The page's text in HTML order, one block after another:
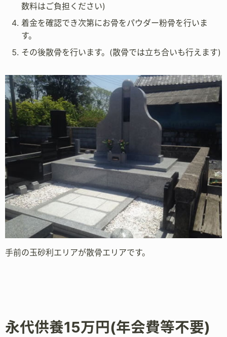
数料はご負担ください)
着金を確認でき次第にお骨をパウダー粉骨を行いま
す。
その後散骨を行います。(散骨では立ち合いも行えます)
手前の玉砂利エリアが散骨エリアです。
永代供養15万円(年会費等不要)